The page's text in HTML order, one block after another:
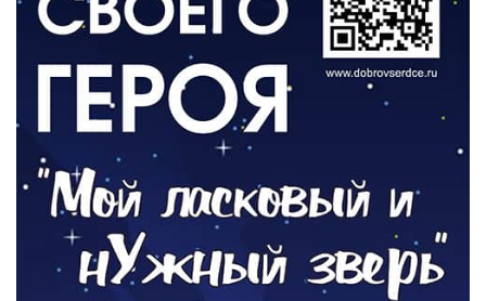
РАЗЪЯСНЯЕМ
Контракт с новой выплатой
05.08.2026